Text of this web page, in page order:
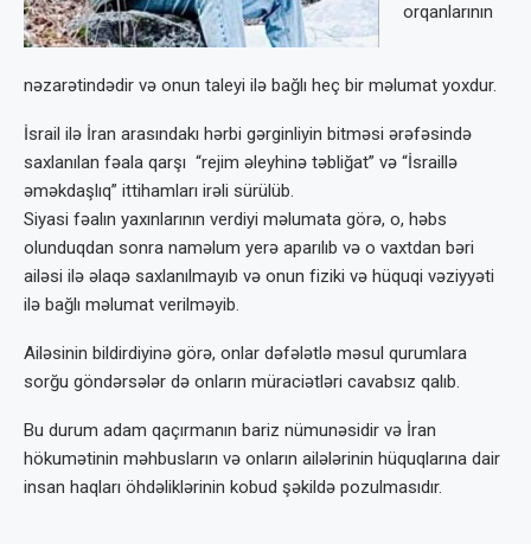
orqanlarının
nəzarətindədir və onun taleyi ilə bağlı heç bir məlumat yoxdur.
İsrail ilə İran arasındakı hərbi gərginliyin bitməsi ərəfəsində
saxlanılan fəala qarşı “rejim əleyhinə təbliğat” və “İsraillə
əməkdaşlıq” ittihamları irəli sürülüb.
Siyasi fəalın yaxınlarının verdiyi məlumata görə, o, həbs
olunduqdan sonra naməlum yerə aparılıb və o vaxtdan bəri
ailəsi ilə əlaqə saxlanılmayıb və onun fiziki və hüquqi vəziyyəti
ilə bağlı məlumat verilməyib.
Ailəsinin bildirdiyinə görə, onlar dəfələtlə məsul qurumlara
sorğu göndərsələr də onların müraciətləri cavabsız qalıb.
Bu durum adam qaçırmanın bariz nümunəsidir və İran
hökumətinin məhbusların və onların ailələrinin hüquqlarına dair
insan haqları öhdəliklərinin kobud şəkildə pozulmasıdır.